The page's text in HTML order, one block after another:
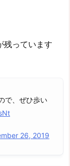
残っています
で、ぜひ歩い
26, 2019